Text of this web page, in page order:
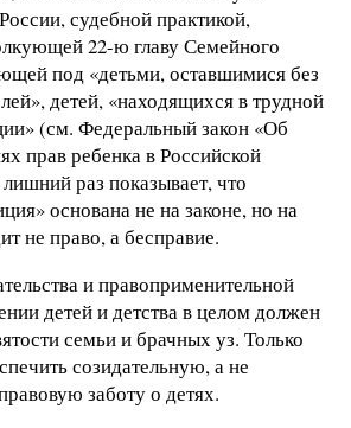
судебной практикой,
22-ю главу Семейного
под «детьми, оставшимися без
детей, «находящихся в трудной
(см. Федеральный закон «Об
прав ребенка в Российской
раз показывает, что
основана не на законе, но на
не право, а бесправие.
и правоприменительной
детей и детства в целом должен
семьи и брачных уз. Только
созидательную, а не
заботу о детях.